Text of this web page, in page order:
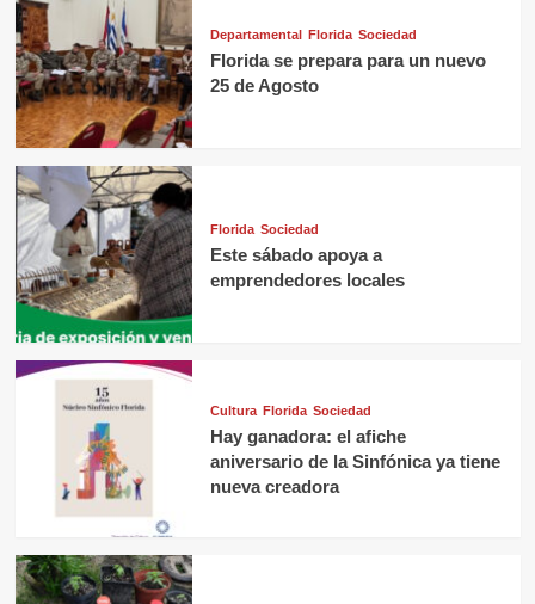
Departamental Florida Sociedad
Florida se prepara para un nuevo
25 de Agosto
Florida Sociedad
Este sábado apoya a
emprendedores locales
Cultura Florida Sociedad
Hay ganadora: el afiche
aniversario de la Sinfónica ya tiene
nueva creadora